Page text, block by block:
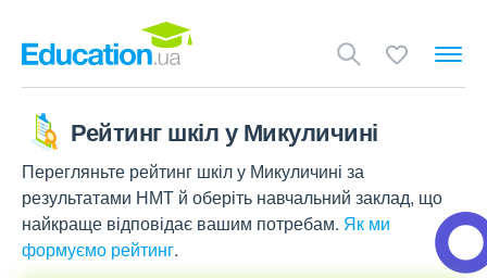
Рейтинг шкіл у Микуличині
Перегляньте рейтинг шкіл у Микуличині за
результатами НМТ й оберіть навчальний заклад, що
найкраще відповідає вашим потребам. Як ми
формуємо рейтинг.